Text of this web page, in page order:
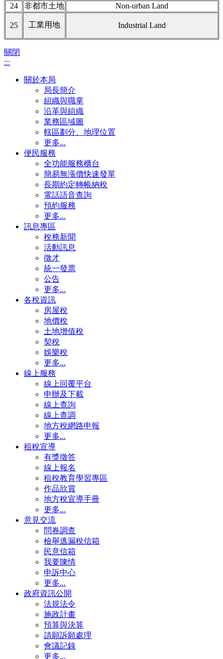
24 非都市土地 Non-urban Land
25 工業用地 Industrial Land
關閉
:::
關於本局
局長簡介
組織與職掌
沿革與組織
業務區域圖
轄區劃分、地理位置
更多...
便民服務
全功能服務櫃台
簡易無漲價快速發單
長期約定轉帳納稅
電話語音查詢
預約服務
更多...
訊息專區
稅務新聞
活動訊息
徵才
統一發票
公告
更多...
各稅資訊
房屋稅
地價稅
土地增值稅
契稅
娛樂稅
更多...
線上服務
線上回覆平台
申辦及下載
線上查詢
線上查調
地方稅網路申報
更多...
租稅宣導
有獎徵答
線上報名
租稅教育學習專區
作品欣賞
地方稅宣導手冊
更多...
意見交流
問卷調查
檢舉逃漏稅信箱
民意信箱
我要陳情
申訴中心
更多...
政府資訊公開
法規法令
施政計畫
預算與決算
請願訴願處理
會議記錄
更多...